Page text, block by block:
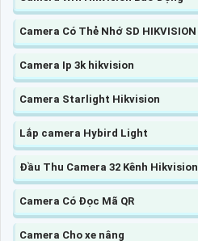
Camera Có Thẻ Nhớ SD HIKVISION
Camera Ip 3k hikvision
Camera Starlight Hikvision
Lắp camera Hybird Light
Đầu Thu Camera 32 Kênh Hikvision
Camera Có Đọc Mã QR
Camera Cho xe nâng